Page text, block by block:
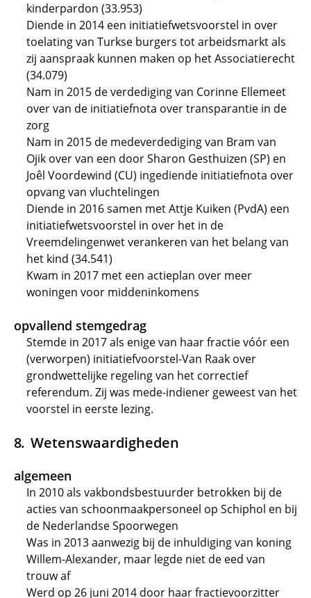
kinderpardon (33.953)
Diende in 2014 een initiatiefwetsvoorstel in over
toelating van Turkse burgers tot arbeidsmarkt als
zij aanspraak kunnen maken op het Associatierecht
(34.079)
Nam in 2015 de verdediging van Corinne Ellemeet
over van de initiatiefnota over transparantie in de
zorg
Nam in 2015 de medeverdediging van Bram van
Ojik over van een door Sharon Gesthuizen (SP) en
Joêl Voordewind (CU) ingediende initiatiefnota over
opvang van vluchtelingen
Diende in 2016 samen met Attje Kuiken (PvdA) een
initiatiefwetsvoorstel in over het in de
Vreemdelingenwet verankeren van het belang van
het kind (34.541)
Kwam in 2017 met een actieplan over meer
woningen voor middeninkomens
opvallend stemgedrag
Stemde in 2017 als enige van haar fractie vóór een
(verworpen) initiatiefvoorstel-Van Raak over
grondwettelijke regeling van het correctief
referendum. Zij was mede-indiener geweest van het
voorstel in eerste lezing.
Wetenswaardigheden
algemeen
In 2010 als vakbondsbestuurder betrokken bij de
acties van schoonmaakpersoneel op Schiphol en bij
de Nederlandse Spoorwegen
Was in 2013 aanwezig bij de inhuldiging van koning
Willem-Alexander, maar legde niet de eed van
trouw af
Werd op 26 juni 2014 door haar fractievoorzitter